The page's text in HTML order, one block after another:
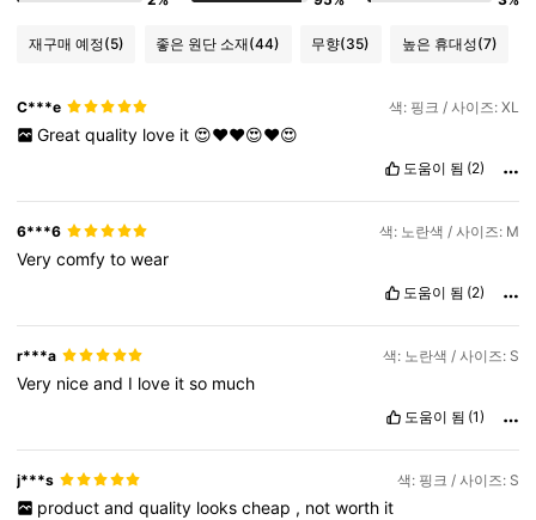
재구매 예정(5) 좋은 원단 소재(44) 무향(35) 높은 휴대성(7)
C***e 색: 핑크 / 사이즈: XL
Great quality love it 😍❤️❤️😍❤️😍
도움이 됨 (2)
6***6 색: 노란색 / 사이즈: M
Verycomfytowear
도움이 됨 (2)
r***a 색: 노란색 / 사이즈: S
Very niceand I love itso much
도움이 됨 (1)
j***s 색: 핑크 / 사이즈: S
product and quality looks cheap , not worth it